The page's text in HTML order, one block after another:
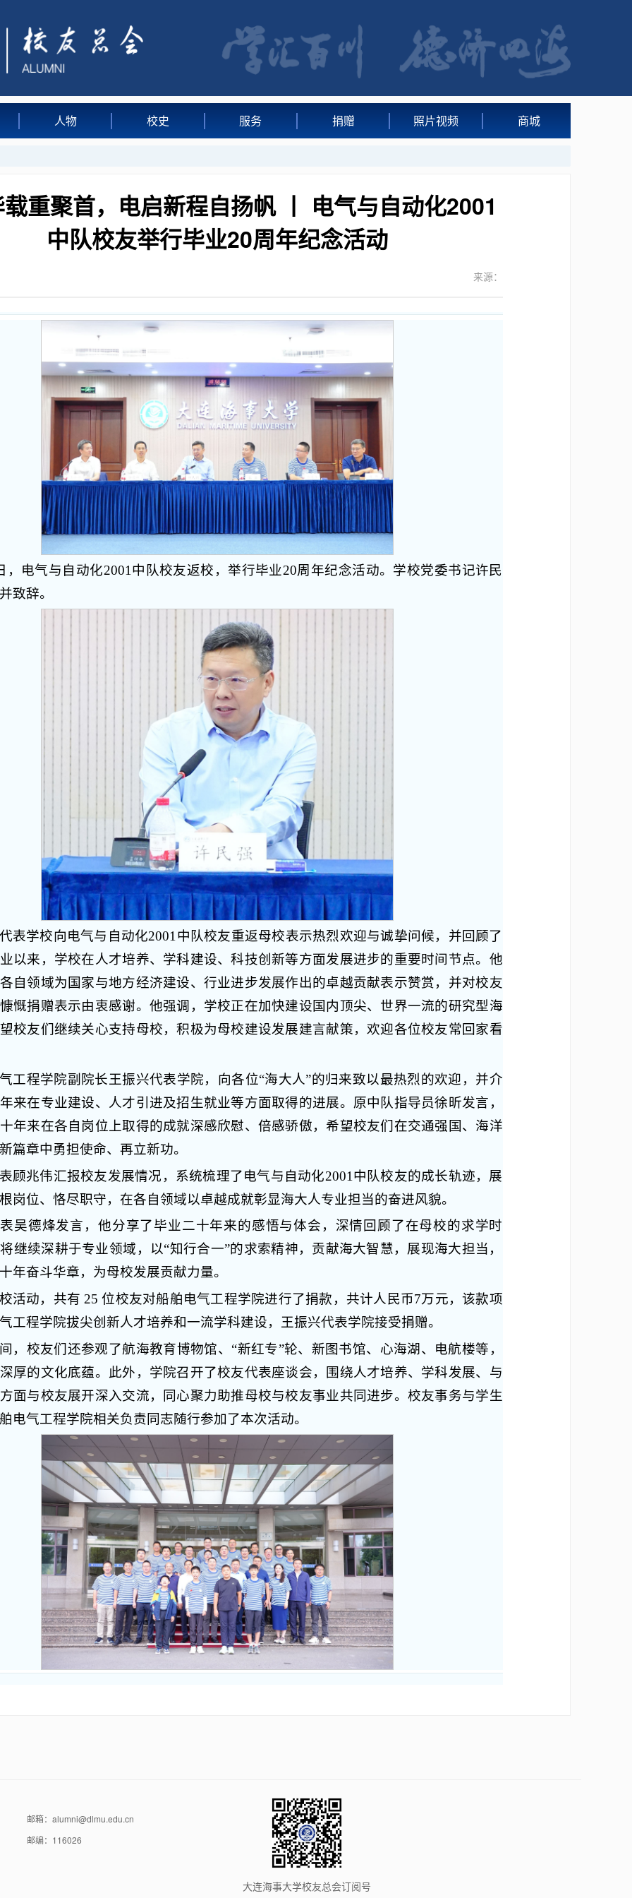
人物 校史 服务 捐赠 照片视频 商城
重聚首，电启新程自扬帆 丨 电气与自动化2001
中队校友举行毕业20周年纪念活动
来源：
，电气与自动化2001中队校友返校，举行毕业20周年纪念活动。学校党委书记许民
致辞。
表学校向电气与自动化2001中队校友重返母校表示热烈欢迎与诚挚问候，并回顾了
以来，学校在人才培养、学科建设、科技创新等方面发展进步的重要时间节点。他
自领域为国家与地方经济建设、行业进步发展作出的卓越贡献表示赞赏，并对校友
慨捐赠表示由衷感谢。他强调，学校正在加快建设国内顶尖、世界一流的研究型海
校友们继续关心支持母校，积极为母校建设发展建言献策，欢迎各位校友常回家看
工程学院副院长王振兴代表学院，向各位“海大人”的归来致以最热烈的欢迎，并介
来在专业建设、人才引进及招生就业等方面取得的进展。原中队指导员徐昕发言，
年来在各自岗位上取得的成就深感欣慰、倍感骄傲，希望校友们在交通强国、海洋
篇章中勇担使命、再立新功。
顾兆伟汇报校友发展情况，系统梳理了电气与自动化2001中队校友的成长轨迹，展
岗位、恪尽职守，在各自领域以卓越成就彰显海大人专业担当的奋进风貌。
吴德烽发言，他分享了毕业二十年来的感悟与体会，深情回顾了在母校的求学时
继续深耕于专业领域，以“知行合一”的求索精神，贡献海大智慧，展现海大担当，
年奋斗华章，为母校发展贡献力量。
活动，共有 25 位校友对船舶电气工程学院进行了捐款，共计人民币7万元，该款项
工程学院拔尖创新人才培养和一流学科建设，王振兴代表学院接受捐赠。
，校友们还参观了航海教育博物馆、“新红专”轮、新图书馆、心海湖、电航楼等，
厚的文化底蕴。此外，学院召开了校友代表座谈会，围绕人才培养、学科发展、与
面与校友展开深入交流，同心聚力助推母校与校友事业共同进步。校友事务与学生
电气工程学院相关负责同志随行参加了本次活动。
邮箱：alumni@dlmu.edu.cn
邮编：116026
大连海事大学校友总会订阅号